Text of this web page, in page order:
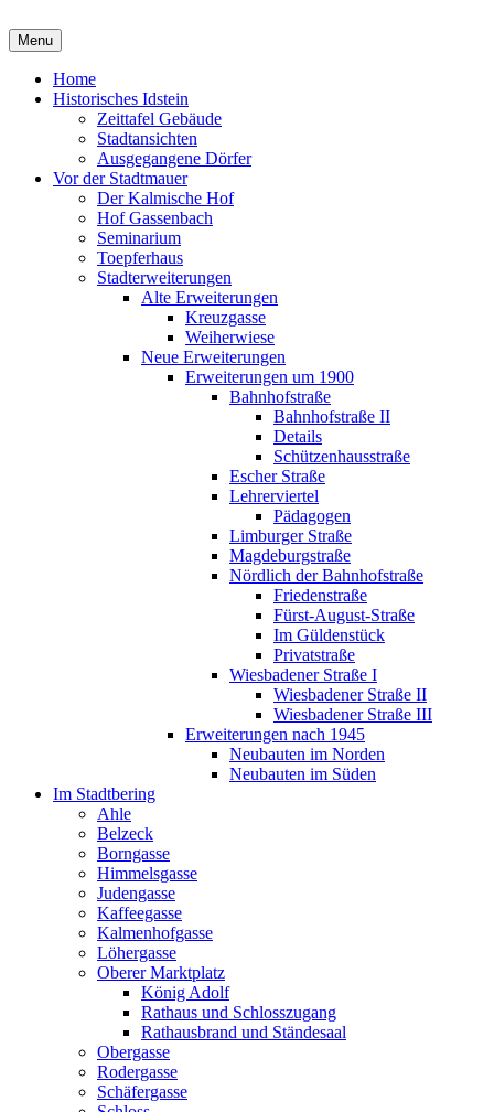
Alt Idstein
Historisches Idstein
Menu
Hauptmenü
Home
Historisches Idstein
Zeittafel Gebäude
Stadtansichten
Ausgegangene Dörfer
Vor der Stadtmauer
Der Kalmische Hof
Hof Gassenbach
Seminarium
Toepferhaus
Stadterweiterungen
Alte Erweiterungen
Kreuzgasse
Weiherwiese
Neue Erweiterungen
Erweiterungen um 1900
Bahnhofstraße
Bahnhofstraße II
Details
Schützenhausstraße
Escher Straße
Lehrerviertel
Pädagogen
Limburger Straße
Magdeburgstraße
Nördlich der Bahnhofstraße
Friedenstraße
Fürst-August-Straße
Im Güldenstück
Privatstraße
Wiesbadener Straße I
Wiesbadener Straße II
Wiesbadener Straße III
Erweiterungen nach 1945
Neubauten im Norden
Neubauten im Süden
Im Stadtbering
Ahle
Belzeck
Borngasse
Himmelsgasse
Judengasse
Kaffeegasse
Kalmenhofgasse
Löhergasse
Oberer Marktplatz
König Adolf
Rathaus und Schlosszugang
Rathausbrand und Ständesaal
Obergasse
Rodergasse
Schäfergasse